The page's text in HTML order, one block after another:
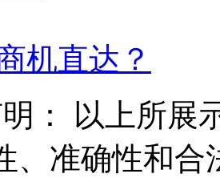
机直达？
： 以上所展
、准确性和合